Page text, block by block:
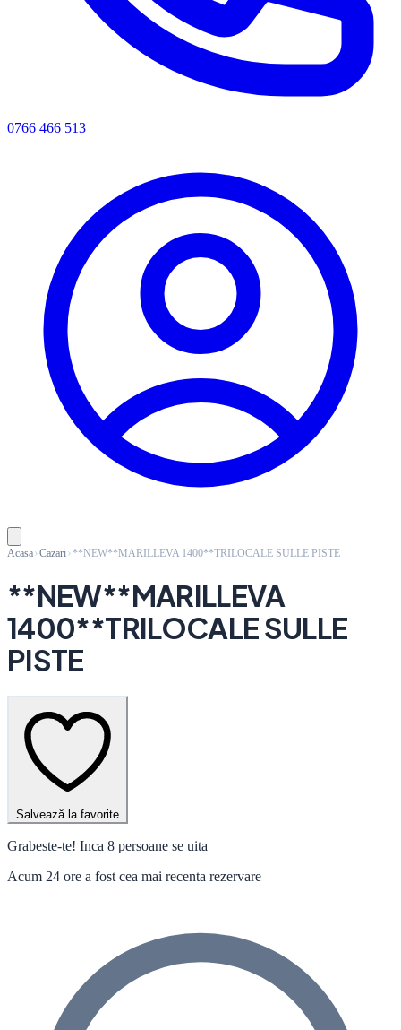
0766 466 513
Acasa Cazari **NEW**MARILLEVA 1400**TRILOCALE SULLE PISTE
**NEW**MARILLEVA
1400**TRILOCALE SULLE
PISTE
Salvează la favorite
Grabeste-te! Inca 8 persoane se uita
Acum 24 ore a fost cea mai recenta rezervare